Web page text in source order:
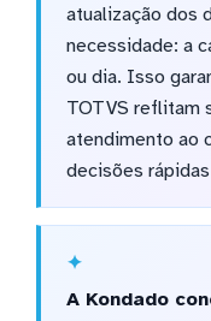
atualização dos
necessidade: a
ou dia. Isso
TOTVS reflitam
atendimento ao
decisões
A Kondado